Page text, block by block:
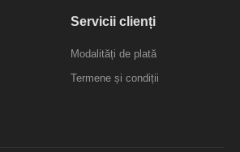
Servicii clienți
Modalități de plată
Termene și condiții